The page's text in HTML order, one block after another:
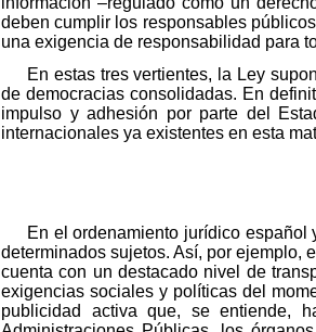
deben cumplir los responsables
una exigencia de responsabilidad para
En estas tres vertientes, la Ley
de democracias consolidadas. En
impulso y adhesión por parte del
internacionales ya existentes en esta
En el ordenamiento jurídico
determinados sujetos. Así, por ejemplo,
cuenta con un destacado nivel de
exigencias sociales y políticas del
publicidad activa que, se entiende,